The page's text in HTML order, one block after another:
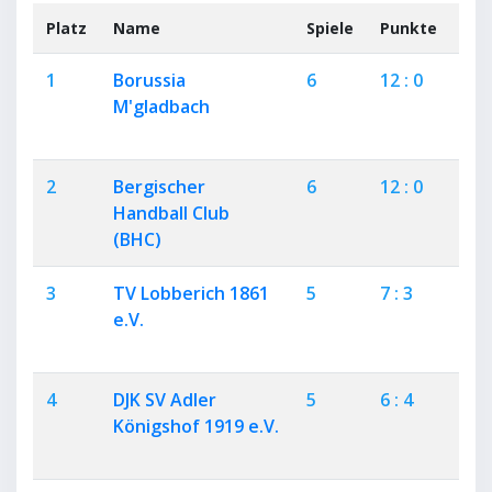
Platz Name Spiele Punkte
1
Borussia
M'gladbach
6 12 : 0
2
Bergischer
Handball Club
(BHC)
6 12 : 0
3
TV Lobberich 1861
e.V.
5 7 : 3
4
DJK SV Adler
Königshof 1919 e.V.
5 6 : 4